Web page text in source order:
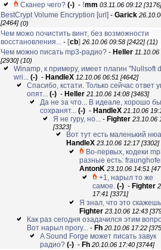
Сканер чего? (-) - !mm 03.11.06 09:12 [3176]
BestCrypt Volume Encryption [url] - Garick
[2464] (0)
Чем можо почистить винт, без возможности
восстановления... - [cb] 26.10.06 09:58 [2422] (11)
Чем можно писать mp3-радио? - Heller 11.10.06
[2930] (10)
Winamp, к примеру, имеет плагин "Nullsoft
wri... (-) - HandleX 12.10.06 06:51 [4642]
Спасибо, кстати. Только сейчас ответ
опят... (-) - Heller 21.10.06 14:08 [3463]
Да не за что... В идеале, хорошо
сохранят... (-) - HandleX 21.10.06
Я не гуру, но... - Fighter 23.10.06
[3323]
Вот тут есть маленький
HandleX 23.10.06 12:17 [3302]
Во-первых, кодеки
разные есть:
AntonK 23.10.06 14:51
+1, нарыл то же
самое. (-) - Fighter
17:41 [3371]
Я знал, что это
Fighter 23.10.06 12:43
Как раз сегодня озадачился этим
Вот нарыл прогу... - Fh 20.10.06 17:22
A Sound Forge может писать завук
радио? (-) - Fh 20.10.06 17:40 [3744]